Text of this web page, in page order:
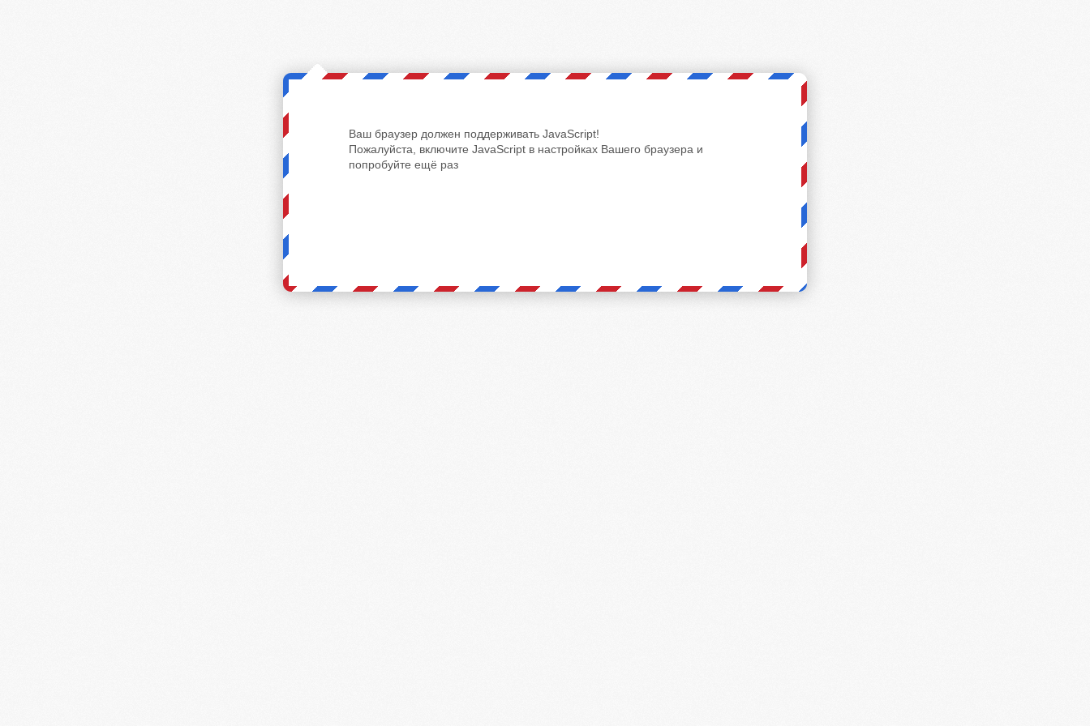
Ваш браузер должен поддерживать JavaScript!
Пожалуйста, включите JavaScript в настройках Вашего браузера и
попробуйте ещё раз